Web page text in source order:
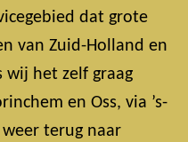
dat grote
van Zuid-Holland en
wij het zelf graag
en Oss, via ’s-
terug naar